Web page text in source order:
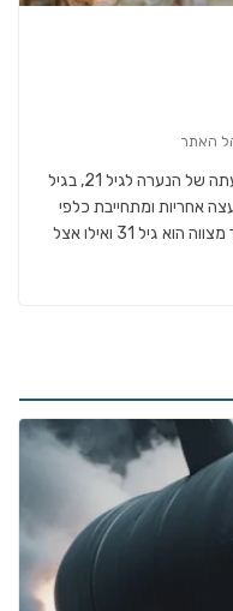
האתר
בת מצווה הוא אירוע חברתי המצוין עם הגעתה של הנערה לגיל 21, בגיל
אחריות ומתחייבת כלפי
החברה על קיום מצוות, אצל הנער גיל הבר מצווה הוא גיל 31 ואילו אצל